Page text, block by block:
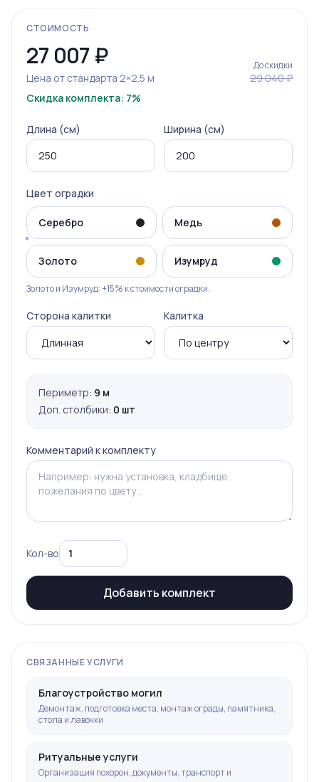
СТОИМОСТЬ
27 007 ₽
Цена от стандарта 2×2.5 м
До скидки
29 040 ₽
Скидка комплекта: 7%
Длина (см) Ширина (см)
Цвет оградки
Серебро Медь
Золото Изумруд
Золото и Изумруд: +15% к стоимости оградки.
Сторона калитки Калитка
Периметр: 9 м
Доп. столбики: 0 шт
Комментарий к комплекту
Кол-во
Добавить комплект
СВЯЗАННЫЕ УСЛУГИ
Благоустройство могил
Демонтаж, подготовка места, монтаж ограды, памятника,
стола и лавочки
Ритуальные услуги
Организация похорон, документы, транспорт и